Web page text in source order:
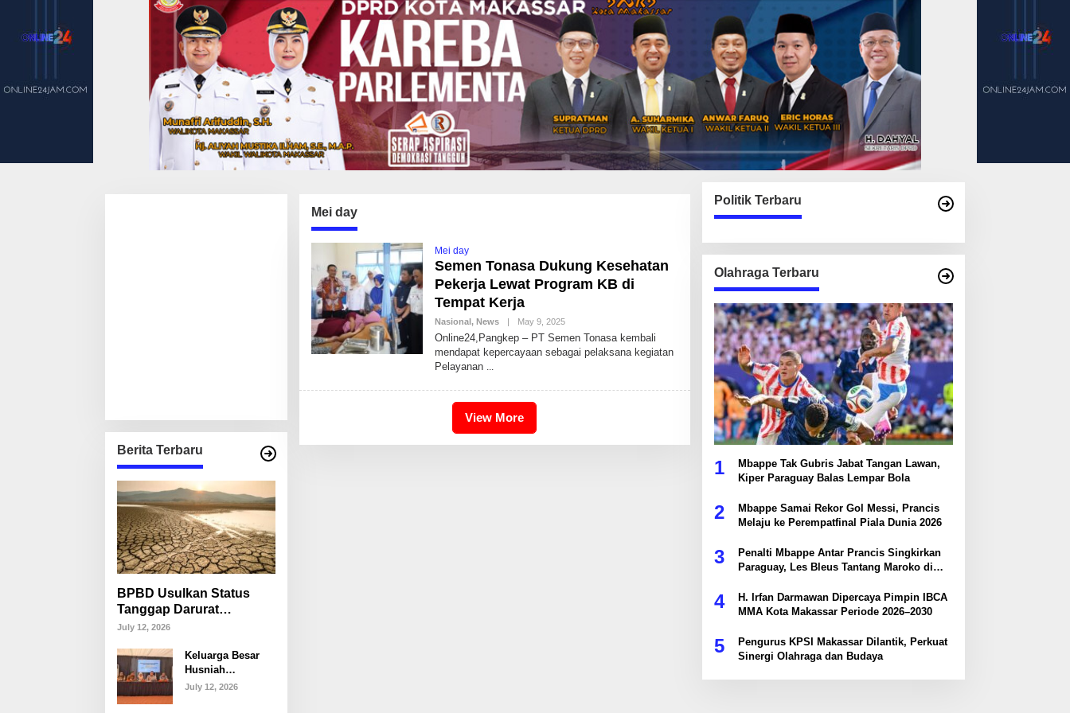
Berita Terbaru
BPBD Usulkan Status
Tanggap Darurat
Kekeringan di Makassar,
Mulai Krisis Air Bersih
July 12, 2026
Keluarga Besar
Husniah
Talenrang
July 12, 2026
Mei day
Mei day
Semen Tonasa Dukung Kesehatan
Pekerja Lewat Program KB di
Tempat Kerja
Nasional, News | May 9, 2025B
N
O
R
Online24,Pangkep – PT Semen Tonasa kembali
mendapat kepercayaan sebagai pelaksana kegiatan
Pelayanan
View More
Politik Terbaru
Olahraga Terbaru
1
Mbappe Tak Gubris Jabat Tangan Lawan,
Kiper Paraguay Balas Lempar Bola
2
Mbappe Samai Rekor Gol Messi, Prancis
Melaju ke Perempatfinal Piala Dunia 2026
3
Penalti Mbappe Antar Prancis Singkirkan
Paraguay, Les Bleus Tantang Maroko di
4
H. Irfan Darmawan Dipercaya Pimpin IBCA
MMA Kota Makassar Periode 2026–2030
5
Pengurus KPSI Makassar Dilantik, Perkuat
Sinergi Olahraga dan Budaya